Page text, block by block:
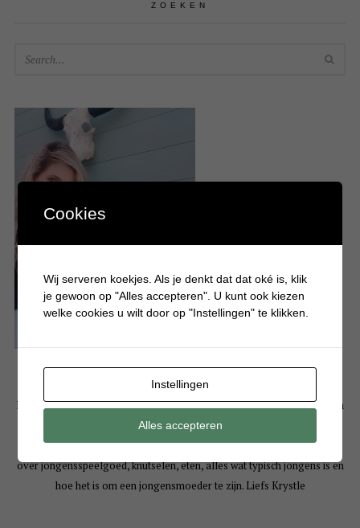
ZOEKEN
Hallo! Leuk dat je een kijkje komt nemen op mijn persoonlijke blog. Mijn
naam is Krystle en ben moeder van 3 drukke en eigenwijze jongens. Op
Batboy deel ik bijna dagelijks artikelen over gezellige dagjes uit, tips
over jongensspeelgoed, knutselen, eten, alles wat typisch jongens is en
hoe het is om een jongensmoeder te zijn. Liefs Krystle
Cookies
Wij serveren koekjes. Als je denkt dat dat oké is, klik
je gewoon op "Alles accepteren". U kunt ook kiezen
welke cookies u wilt door op "Instellingen" te klikken.
Instellingen
Alles accepteren